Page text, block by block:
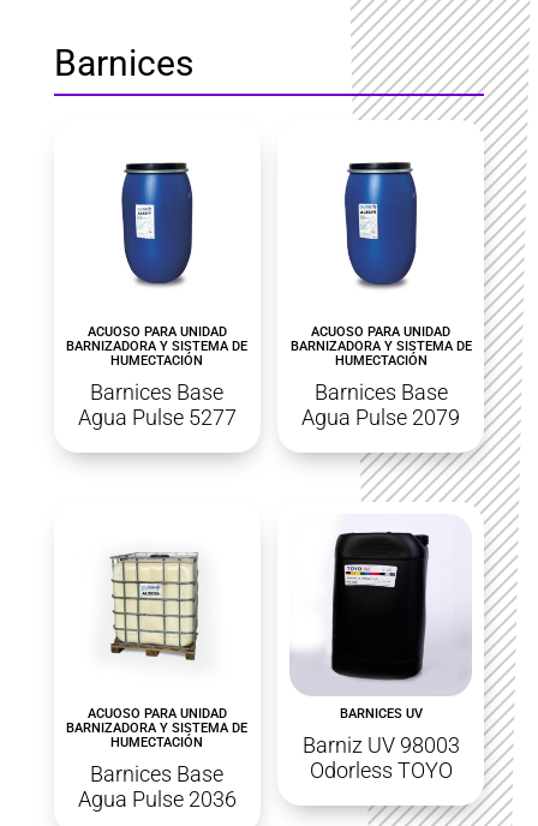
Barnices
ACUOSO PARA UNIDAD
BARNIZADORA Y SISTEMA DE
HUMECTACIÓN
Barnices Base
Agua Pulse 5277
ACUOSO PARA UNIDAD
BARNIZADORA Y SISTEMA DE
HUMECTACIÓN
Barnices Base
Agua Pulse 2079
ACUOSO PARA UNIDAD
BARNIZADORA Y SISTEMA DE
HUMECTACIÓN
Barnices Base
Agua Pulse 2036
BARNICES UV
Barniz UV 98003
Odorless TOYO